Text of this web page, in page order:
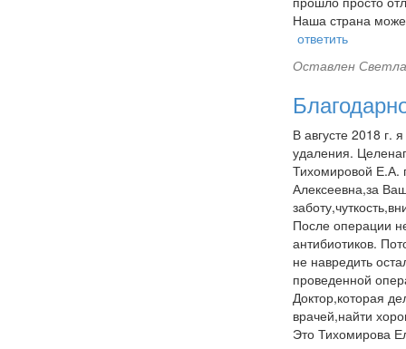
Наша страна
ответить
Оставлен
В августе 2018 г.
удаления.
Тихомировой Е.А.
Алексеевна,за
После операции
антибиотиков.
не навредить
проведенной
Доктор,которая
врачей,найти
Это Тихомирова